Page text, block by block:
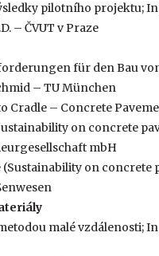
pilotního projektu;
– ČVUT v Praze
für den Bau
– TU München
Cradle – Concrete
on concrete
mbH
on concrete
malé vzdálenosti;